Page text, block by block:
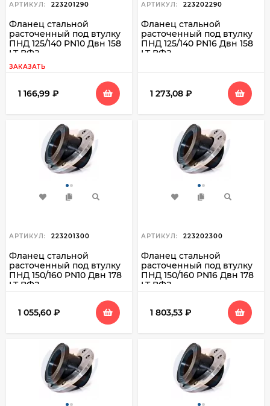
АРТИКУЛ: 223201290
Фланец стальной
расточенный под втулку
ПНД 125/140 PN10 Двн 158
LT ВФЗ
ЗАКАЗАТЬ
1 166,99 ₽
АРТИКУЛ: 223202290
Фланец стальной
расточенный под втулку
ПНД 125/140 PN16 Двн 158
LT ВФЗ
1 273,08 ₽
АРТИКУЛ: 223201300
Фланец стальной
расточенный под втулку
ПНД 150/160 PN10 Двн 178
LT ВФЗ
1 055,60 ₽
АРТИКУЛ: 223202300
Фланец стальной
расточенный под втулку
ПНД 150/160 PN16 Двн 178
LT ВФЗ
1 803,53 ₽